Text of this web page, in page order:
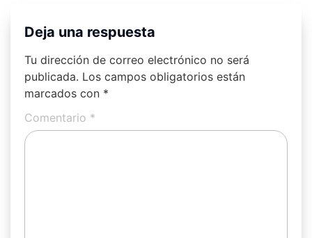
Deja una respuesta
Tu dirección de correo electrónico no será
publicada. Los campos obligatorios están
marcados con *
Comentario *